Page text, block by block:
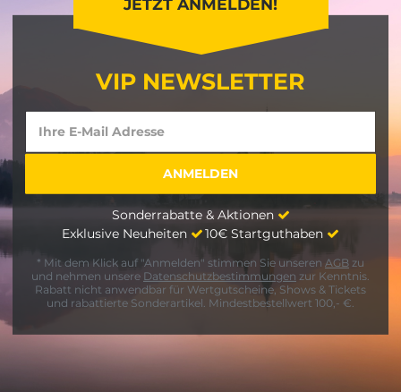
JETZT ANMELDEN!
VIP NEWSLETTER
Sonderrabatte & Aktionen
Exklusive Neuheiten
10€ Startguthaben
* Mit dem Klick auf "Anmelden" stimmen Sie unseren AGB zu
und nehmen unsere Datenschutzbestimmungen zur Kenntnis.
Rabatt nicht anwendbar für Wertgutscheine, Shows & Tickets
und rabattierte Sonderartikel. Mindestbestellwert 100,- €.